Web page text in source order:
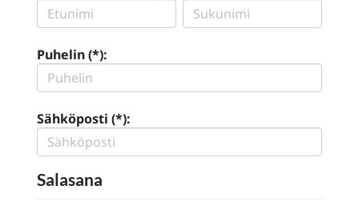
Puhelin (*):
Sähköposti (*):
Salasana